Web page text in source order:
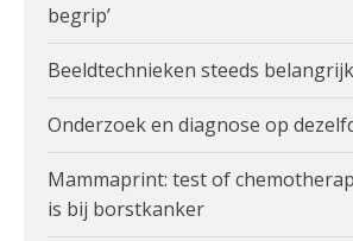
begrip’
Beeldtechnieken steeds
Onderzoek en diagnose op
Mammaprint: test of
is bij borstkanker